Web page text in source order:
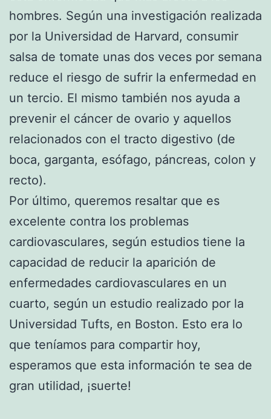
hombres. Según una investigación realizada
por la Universidad de Harvard, consumir
salsa de tomate unas dos veces por semana
reduce el riesgo de sufrir la enfermedad en
un tercio. El mismo también nos ayuda a
prevenir el cáncer de ovario y aquellos
relacionados con el tracto digestivo (de
boca, garganta, esófago, páncreas, colon y
recto).
Por último, queremos resaltar que es
excelente contra los problemas
cardiovasculares, según estudios tiene la
capacidad de reducir la aparición de
enfermedades cardiovasculares en un
cuarto, según un estudio realizado por la
Universidad Tufts, en Boston. Esto era lo
que teníamos para compartir hoy,
esperamos que esta información te sea de
gran utilidad, ¡suerte!